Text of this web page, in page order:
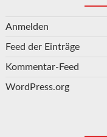
Anmelden
Feed der Einträge
Kommentar-Feed
WordPress.org